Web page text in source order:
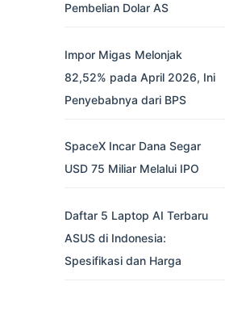
Pembelian Dolar AS
Impor Migas Melonjak
82,52% pada April 2026, Ini
Penyebabnya dari BPS
SpaceX Incar Dana Segar
USD 75 Miliar Melalui IPO
Daftar 5 Laptop AI Terbaru
ASUS di Indonesia:
Spesifikasi dan Harga